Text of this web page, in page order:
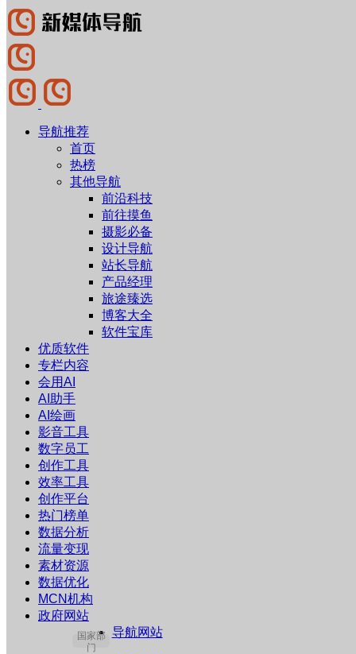
导航推荐
首页
热榜
其他导航
前沿科技
前往摸鱼
摄影必备
设计导航
站长导航
产品经理
旅途臻选
博客大全
软件宝库
优质软件
专栏内容
会用AI
AI助手
AI绘画
影音工具
数字员工
创作工具
效率工具
创作平台
热门榜单
数据分析
流量变现
素材资源
数据优化
MCN机构
政府网站
国家部
门
导航网站